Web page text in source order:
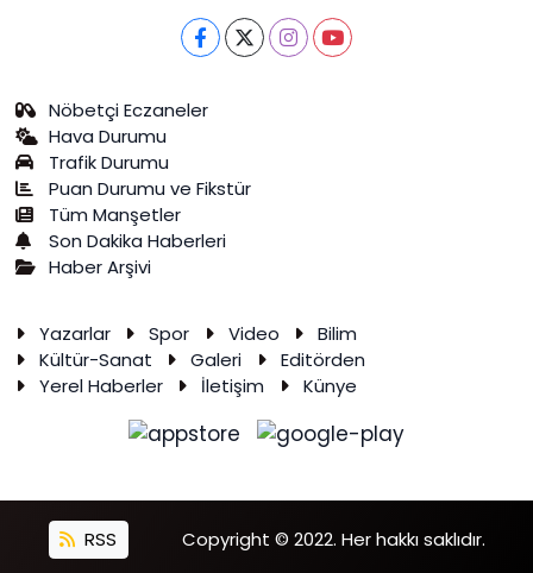
Nöbetçi Eczaneler
Hava Durumu
Trafik Durumu
Puan Durumu ve Fikstür
Tüm Manşetler
Son Dakika Haberleri
Haber Arşivi
Yazarlar Spor Video
Bilim
Kültür-Sanat
Galeri
Editörden
Yerel Haberler
İletişim Künye
RSS Copyright © 2022. Her hakkı saklıdır.